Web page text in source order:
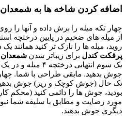
اضافه کردن شاخه ها به
چهار تکه میله را برش داده و آنها را
از میله های ضخیم در پایین درختچه
روید، میله ها را نازک تر کنید همانند
پرفکت کندل برای زیباتر شدن
جوش بدهید. مابقی طراحی با شما. چهار
تک خال (جوش کوچک و ریز) جوش
بودید، جوش ها را دائمی کنید (محکم
مورد رضایت و مطابق با سلیقه شما
دیگری جوش بدهید.